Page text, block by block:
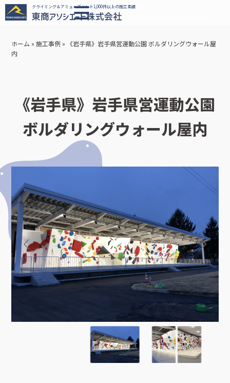
クライミング＆アミューズメント1,000件以上の施工実績
ホーム »施工事例 » 《岩手県》岩手県営運動公園 ボルダリングウォール屋
内
《岩手県》岩手県営運動公園
ボルダリングウォール屋内